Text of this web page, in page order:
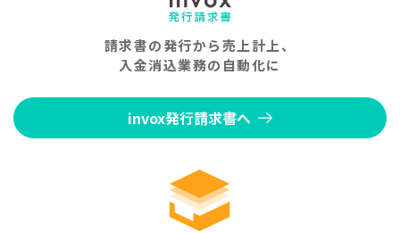
請求書の発行から売上計上、
入金消込業務の自動化に
invox発行請求書へ